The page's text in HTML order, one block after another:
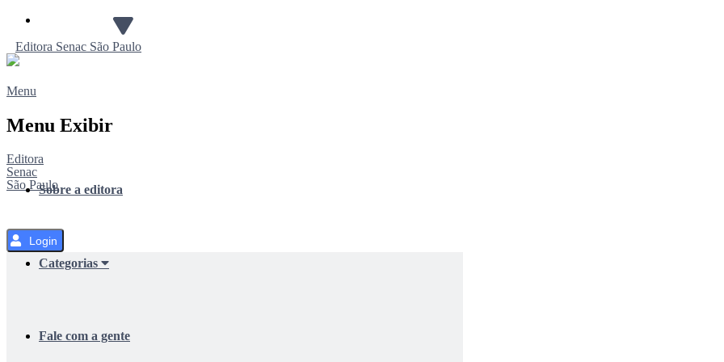
o
Editora Senac São Paulo
Menu
Menu Exibir
Editora
Senac
São PauloSobre a editora
Categorias
Fale com a gente
Login